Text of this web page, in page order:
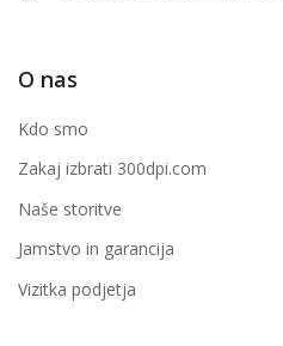
O nas
Kdo smo
Zakaj izbrati 300dpi.com
Naše storitve
Jamstvo in garancija
Vizitka podjetja